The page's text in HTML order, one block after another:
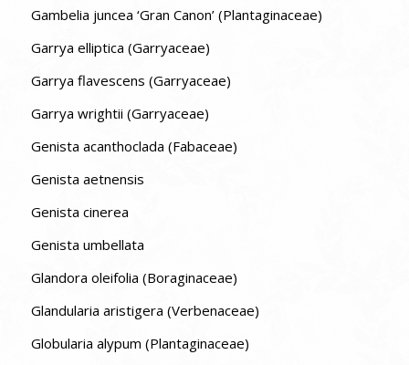
Gambelia juncea ‘Gran Canon’ (Plantaginaceae)
Garrya elliptica (Garryaceae)
Garrya flavescens (Garryaceae)
Garrya wrightii (Garryaceae)
Genista acanthoclada (Fabaceae)
Genista aetnensis
Genista cinerea
Genista umbellata
Glandora oleifolia (Boraginaceae)
Glandularia aristigera (Verbenaceae)
Globularia alypum (Plantaginaceae)